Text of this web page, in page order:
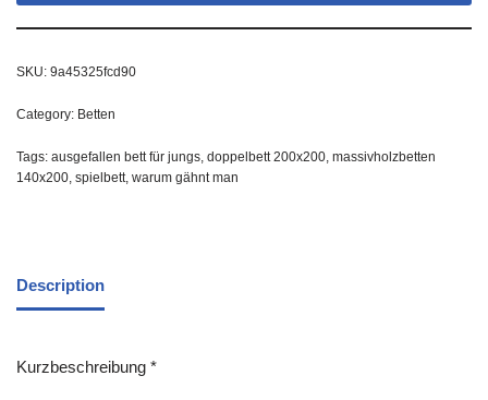
SKU: 9a45325fcd90
Category: Betten
Tags: ausgefallen bett für jungs doppelbett 200x200 massivholzbetten
140x200 spielbett warum gähnt man
Description
Kurzbeschreibung *